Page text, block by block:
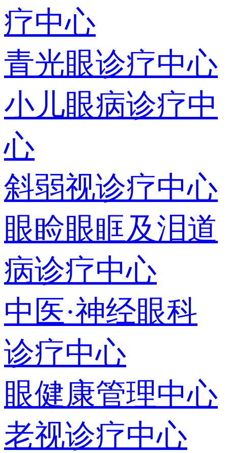
疗中心
青光眼诊疗中心
小儿眼病诊疗中
心
斜弱视诊疗中心
眼睑眼眶及泪道
病诊疗中心
中医·神经眼科
诊疗中心
眼健康管理中心
老视诊疗中心